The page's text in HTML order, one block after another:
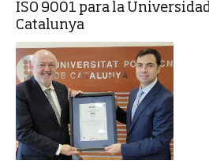
ISO 9001 para la
Catalunya